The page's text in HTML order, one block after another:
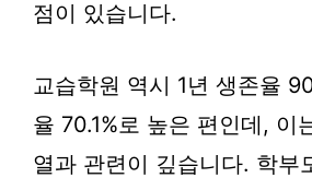
점이 있습니다.
교습학원 역시 1년 생존율
율 70.1%로 높은 편인데, 이
열과 관련이 깊습니다. 학부